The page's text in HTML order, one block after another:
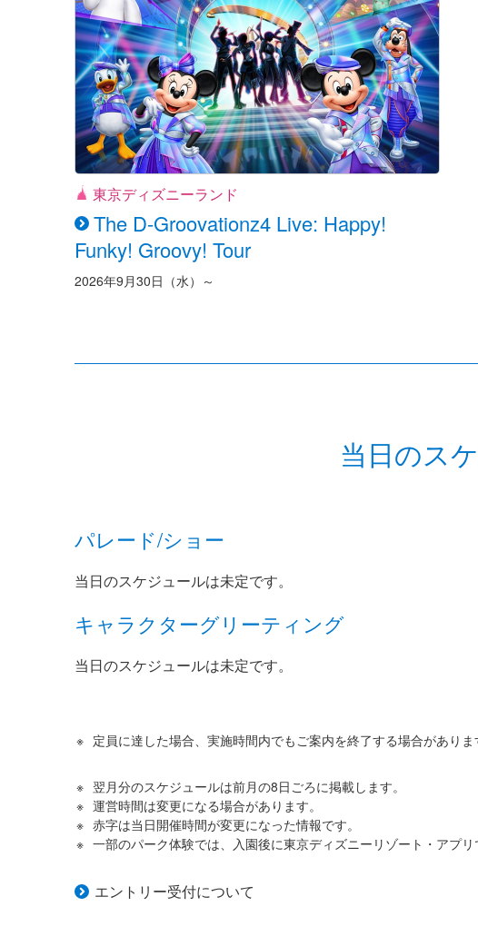
東京ディズニーランド
The D-Groovationz4 Live: Happy!
Funky! Groovy! Tour
2026年9月30日（水）～
当日のス
パレード/ショー
当日のスケジュールは未定です。
キャラクターグリーティング
当日のスケジュールは未定です。
定員に達した場合、実施時間内でもご案内を終了する場合がありま
翌月分のスケジュールは前月の8日ごろに掲載します。
運営時間は変更になる場合があります。
赤字は当日開催時間が変更になった情報です。
一部のパーク体験では、入園後に東京ディズニーリゾート・アプ
エントリー受付について